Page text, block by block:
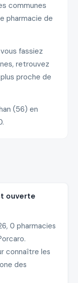
communes
pharmacie de
fassiez
retrouvez
proche de
(56) en
ouverte
0 pharmacies
connaître les
des